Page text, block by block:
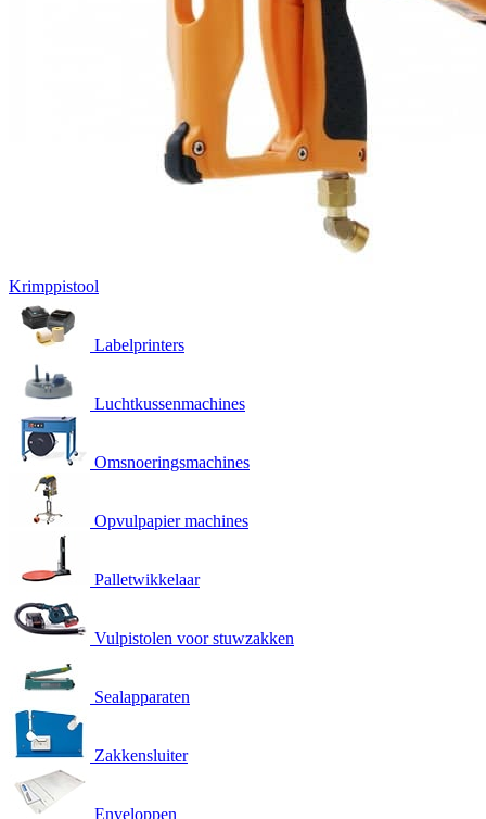
Krimppistool
Labelprinters
Luchtkussenmachines
Omsnoeringsmachines
Opvulpapier machines
Palletwikkelaar
Vulpistolen voor stuwzakken
Sealapparaten
Zakkensluiter
Enveloppen